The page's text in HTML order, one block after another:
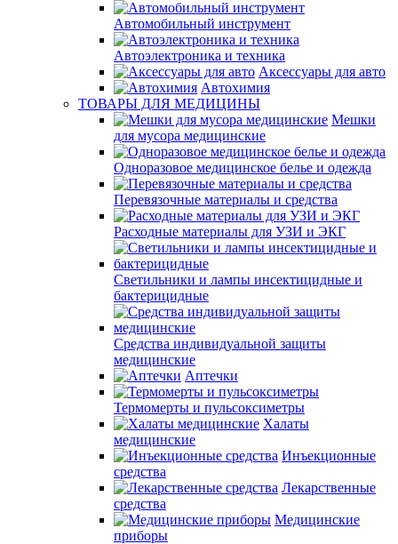
Автомобильный инструмент
Автоэлектроника и техника
Аксессуары для авто
Автохимия
ТОВАРЫ ДЛЯ МЕДИЦИНЫ
Мешки
для мусора медицинские
Одноразовое медицинское белье и одежда
Перевязочные материалы и средства
Расходные материалы для УЗИ и ЭКГ
Светильники и лампы инсектицидные и
бактерицидные
Средства индивидуальной защиты
медицинские
Аптечки
Термомерты и пульсоксиметры
Халаты
медицинские
Инъекционные
средства
Лекарственные
средства
Медицинские
приборы